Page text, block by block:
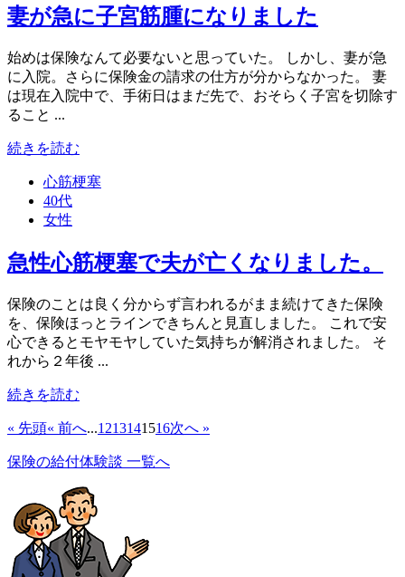
妻が急に子宮筋腫になりました
始めは保険なんて必要ないと思っていた。 しかし、妻が急
に入院。さらに保険金の請求の仕方が分からなかった。 妻
は現在入院中で、手術日はまだ先で、おそらく子宮を切除す
ること ...
続きを読む
心筋梗塞
40代
女性
急性心筋梗塞で夫が亡くなりました。
保険のことは良く分からず言われるがまま続けてきた保険
を、保険ほっとラインできちんと見直しました。 これで安
心できるとモヤモヤしていた気持ちが解消されました。 そ
れから２年後 ...
続きを読む
« 先頭« 前へ...1213141516次へ »
保険の給付体験談 一覧へ